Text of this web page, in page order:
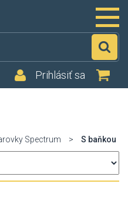
Prihlásiť sa
Spectrum > S baňkou